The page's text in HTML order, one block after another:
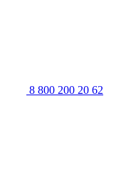
8 800 200 20 62